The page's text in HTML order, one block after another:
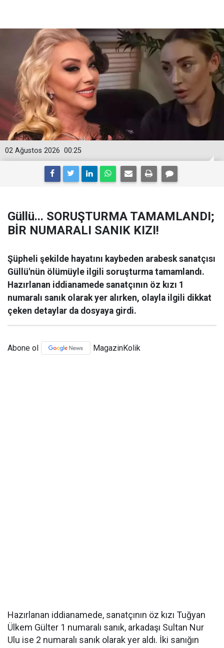
00:25
02 Ağustos 2026
Güllü... SORUŞTURMA TAMAMLANDI;
BİR NUMARALI SANIK KIZI!
Şüpheli şekilde hayatını kaybeden arabesk sanatçısı
Güllü'nün ölümüyle ilgili soruşturma tamamlandı.
Hazırlanan iddianamede sanatçının öz kızı 1
numaralı sanık olarak yer alırken, olayla ilgili dikkat
çeken detaylar da dosyaya girdi.
Abone ol MagazinKolik
Hazırlanan iddianamede, sanatçının öz kızı Tuğyan
Ülkem Gülter 1 numaralı sanık, arkadaşı Sultan Nur
Ulu ise 2 numaralı sanık olarak yer aldı. İki sanığın